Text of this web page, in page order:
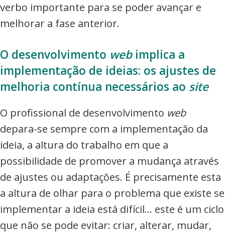
verbo importante para se poder avançar e
melhorar a fase anterior.
O desenvolvimento webimplica a
implementação de ideias: os ajustes de
melhoria contínua necessários ao site
O profissional de desenvolvimento web
depara-se sempre com a implementação da
ideia, a altura do trabalho em que a
possibilidade de promover a mudança através
de ajustes ou adaptações. É precisamente esta
a altura de olhar para o problema que existe se
implementar a ideia está difícil… este é um ciclo
que não se pode evitar: criar, alterar, mudar,